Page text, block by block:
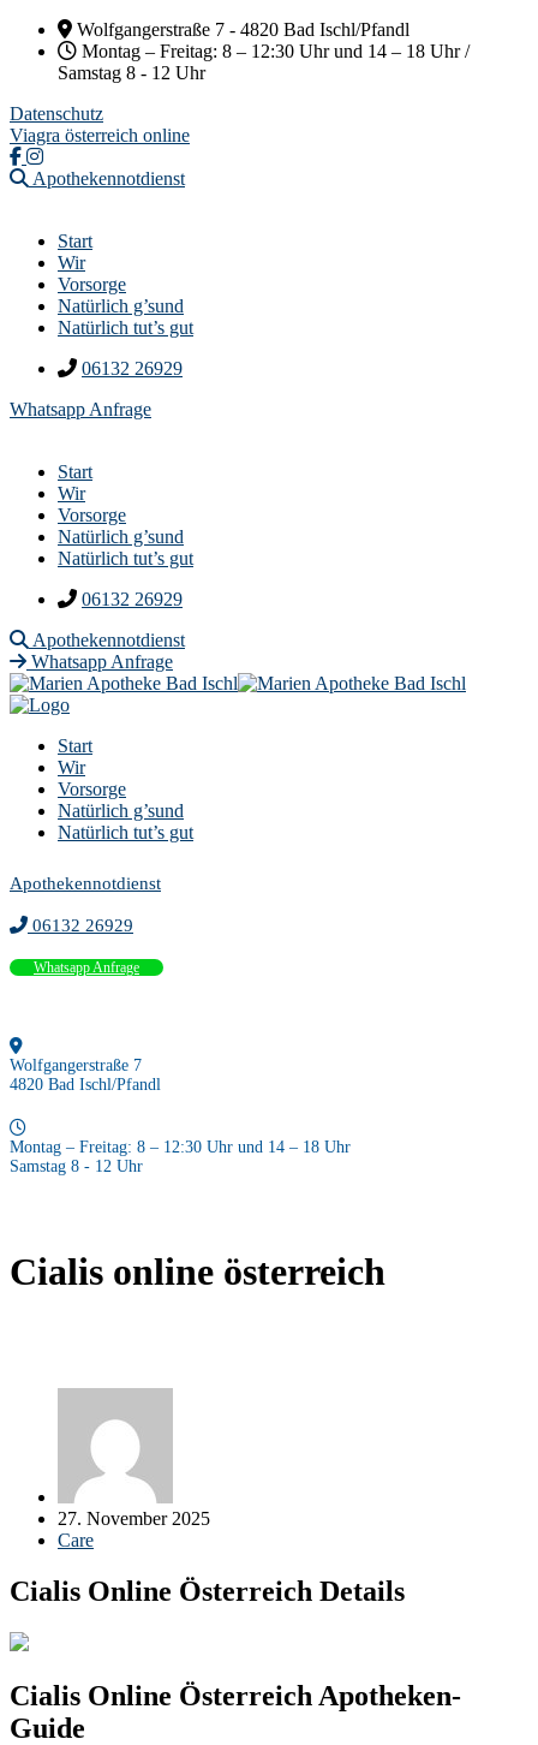
Wolfgangerstraße 7 - 4820 Bad Ischl/Pfandl
Montag – Freitag: 8 – 12:30 Uhr und 14 – 18 Uhr /
Samstag 8 - 12 Uhr
Datenschutz
Viagra österreich online
Apothekennotdienst
Start
Wir
Vorsorge
Natürlich g’sund
Natürlich tut’s gut
06132 26929
Whatsapp Anfrage
Start
Wir
Vorsorge
Natürlich g’sund
Natürlich tut’s gut
06132 26929
Apothekennotdienst
Whatsapp Anfrage
Start
Wir
Vorsorge
Natürlich g’sund
Natürlich tut’s gut
Apothekennotdienst
06132 26929
Whatsapp Anfrage
Wolfgangerstraße 7
4820 Bad Ischl/Pfandl
Montag – Freitag: 8 – 12:30 Uhr und 14 – 18 Uhr
Samstag 8 - 12 Uhr
Cialis online österreich
27. November 2025
Care
Cialis Online Österreich Details
Cialis Online Österreich Apotheken-
Guide